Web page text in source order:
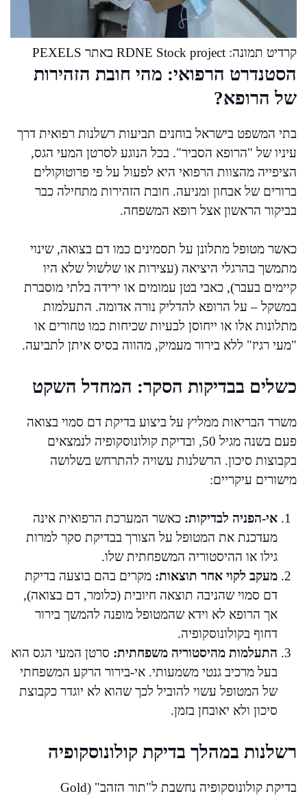
קרדיט תמונה: RDNE Stock project באתר PEXELS
הסטנדרט הרפואי: מהי חובת הזהירות
של הרופא?
בתי המשפט בישראל בוחנים תביעות רשלנות רפואית דרך
עיניו של "הרופא הסביר". בכל הנוגע לסרטן המעי הגס,
הציפייה מהצוות הרפואי היא לפעול על פי פרוטוקולים
ברורים של אבחון ומניעה. חובת הזהירות מתחילה כבר
בביקור הראשון אצל רופא המשפחה.
כאשר מטופל מתלונן על תסמינים כמו דם בצואה, שינוי
מתמשך בהרגלי היציאה (עצירות או שלשול שלא היו
קיימים בעבר), כאבי בטן עמומים או ירידה בלתי מוסברת
במשקל – על הרופא להדליק נורה אדומה. התעלמות
מתלונות אלו או ייחוסן לבעיות שכיחות כמו טחורים או
"מעי רגיז" ללא בירור מעמיק, מהווה בסיס איתן לתביעה.
כשלים בבדיקות הסקר: המחדל השקט
משרד הבריאות ממליץ על ביצוע בדיקת דם סמוי בצואה
פעם בשנה מגיל 50, ובדיקת קולונוסקופיה לנמצאים
בקבוצות סיכון. הרשלנות עשויה להתרחש בשלושה
מישורים עיקריים:
אי-הפניה לבדיקות: כאשר המערכת הרפואית אינה
מעדכנת את המטופל על הצורך בבדיקת סקר למרות
גילו או ההיסטוריה המשפחתית שלו.
מעקב לקוי אחר תוצאות: מקרים בהם בוצעה בדיקת
דם סמוי שהניבה תוצאה חיובית (כלומר, דם בצואה),
אך הרופא לא וידא שהמטופל מופנה להמשך בירור
דחוף בקולונוסקופיה.
התעלמות מהיסטוריה משפחתית: סרטן המעי הגס הוא
בעל מרכיב גנטי משמעותי. אי-בירור הרקע המשפחתי
של המטופל עשוי להוביל לכך שהוא לא יוגדר כקבוצת
סיכון ולא יאובחן בזמן.
רשלנות במהלך בדיקת קולונוסקופיה
בדיקת קולונוסקופיה נחשבת ל"תור הזהב" (Gold